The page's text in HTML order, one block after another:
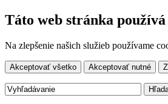
Táto web stránka používá
Na zlepšenie našich služieb používame
Akceptovať všetko Akceptovať nutné